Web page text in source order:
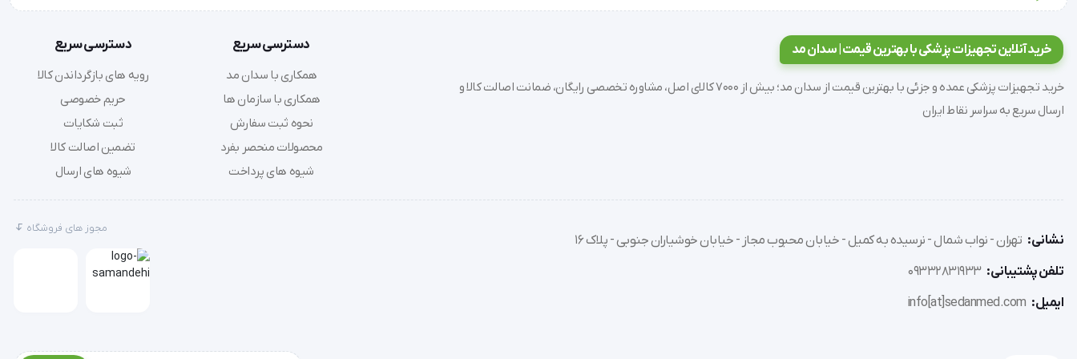
کاهش علائم آلرژی و آسم:به دام انداختن مواد آلرژن از طریق یونیزاسیون و مرطوب نگه داشتن مجاری تنفسی.
سلامت پوست:جلوگیری از دهیدراته شدن پوست و اگزما، به ویژه در ماه‌های سرد سال که وسایل گرمایشی رطوبت هوا را از بین می‌برند.
بهبود خواب:ایجاد محیطی با رطوبت استاندارد که از خشکی گلو و خروپف ناشی از خشکی مجاری جلوگیری می‌کند.
دوشاخه را به پریز برق متصل کرده و دکمه پاور را فشار دهید.
با استفاده از دکمه‌های لمسی یا ریموت کنترل، حالت بخور (سرد یا گرم) و میزان خروجی بخار را تنظیم کنید.
در صورت تمایل به استفاده از رایحه درمانی، پد مخصوص را در محفظه اسانس (نه در مخزن آب) به چند قطره اسانس آغشته کنید.
خرید آنلاین تجهیزات پزشکی با بهترین قیمت | سدان مد
خرید تجهیزات پزشکی عمده و جزئی با بهترین قیمت از سدان مد؛ بیش از 7000 کالای اصل، مشاوره تخصصی رایگان، ضمانت اصالت کالا و
ارسال سریع به سراسر نقاط ایران
دسترسی سریع
همکاری با سدان مد
همکاری با سازمان ها
نحوه ثبت سفارش
محصولات منحصر بفرد
شیوه های پرداخت
دسترسی سریع
رویه های بازگرداندن کالا
حریم خصوصی
ثبت شکایات
تضمین اصالت کالا
شیوه های ارسال
نشانی: تهران - نواب شمال - نرسیده به کمیل - خیابان محبوب مجاز - خیابان خوشیاران جنوبی - پلاک 16
تلفن پشتیبانی: 09332831933
ایمیل: info[at]sedanmed.com
مجوز های فروشگاه